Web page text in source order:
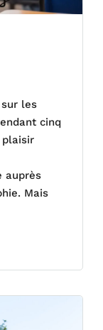
sur les
cinq
plaisir
auprès
Mais